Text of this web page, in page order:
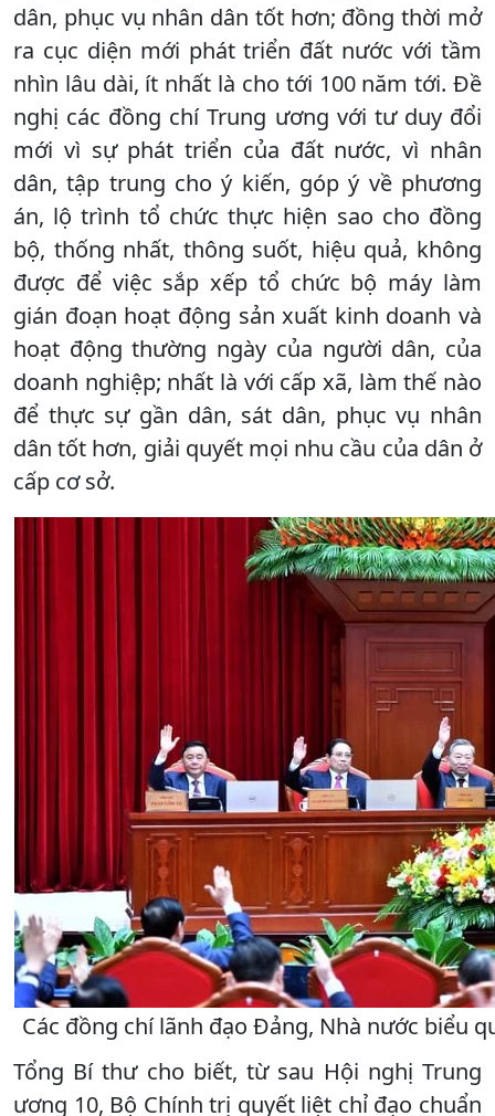
dân, phục vụ nhân dân tốt hơn; đồng thời mở
ra cục diện mới phát triển đất nước với tầm
nhìn lâu dài, ít nhất là cho tới 100 năm tới. Đề
nghị các đồng chí Trung ương với tư duy đổi
mới vì sự phát triển của đất nước, vì nhân
dân, tập trung cho ý kiến, góp ý về phương
án, lộ trình tổ chức thực hiện sao cho đồng
bộ, thống nhất, thông suốt, hiệu quả, không
được để việc sắp xếp tổ chức bộ máy làm
gián đoạn hoạt động sản xuất kinh doanh và
hoạt động thường ngày của người dân, của
doanh nghiệp; nhất là với cấp xã, làm thế nào
để thực sự gần dân, sát dân, phục vụ nhân
dân tốt hơn, giải quyết mọi nhu cầu của dân ở
cấp cơ sở.
Các đồng chí lãnh đạo Đảng, Nhà nước biểu
Tổng Bí thư cho biết, từ sau Hội nghị Trung
ương 10, Bộ Chính trị quyết liệt chỉ đạo chuẩn